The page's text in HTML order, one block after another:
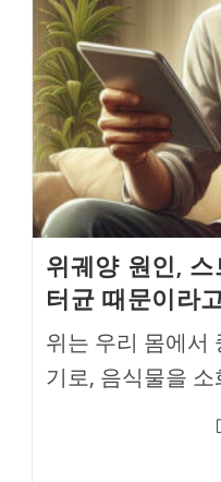
위궤양 원인,
터균 때문이라
위는 우리 몸에서
기로, 음식물을